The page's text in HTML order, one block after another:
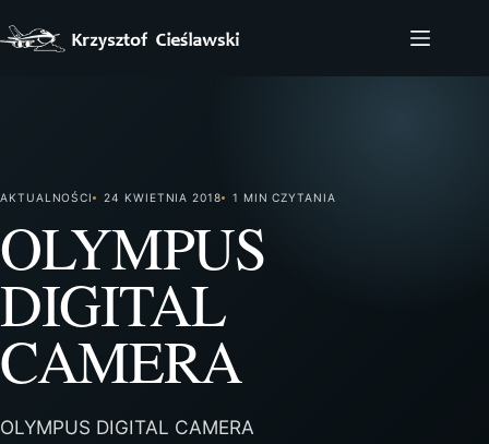
do
treści
AKTUALNOŚCI 24 KWIETNIA 2018 1 MIN CZYTANIA
OLYMPUS
DIGITAL
CAMERA
OLYMPUS DIGITAL CAMERA